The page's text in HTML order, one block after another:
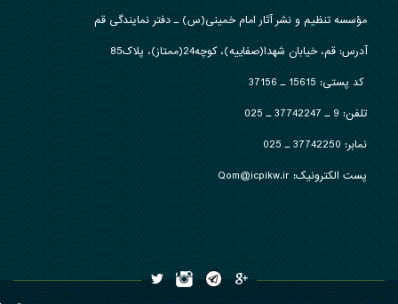
مؤسسه تنظیم و نشر آثار امام خمینی(س) ـ دفتر نمایندگی قم
آدرس: قم، خیابان شهدا(صفاییه)، کوچه24(ممتاز)، پلاک85
کد پستی: 15615 ـ 37156
تلفن:9 ـ 37742247 ـ 025
نمابر:
پست الکترونیک: Qom@icpikw.ir